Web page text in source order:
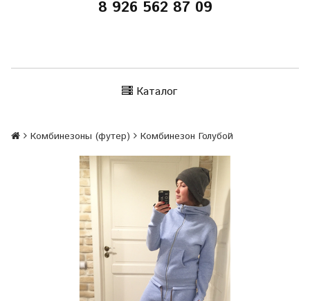
8 926 562 87 09
Каталог
Комбинезоны (футер) Комбинезон Голубой